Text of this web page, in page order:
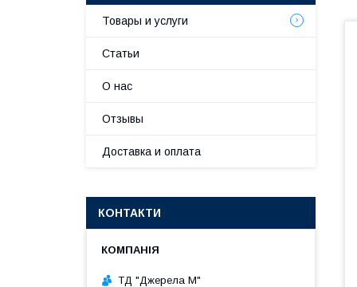
Товары и услуги
Статьи
О нас
Отзывы
Доставка и оплата
КОНТАКТИ
ТД "Джерела М"